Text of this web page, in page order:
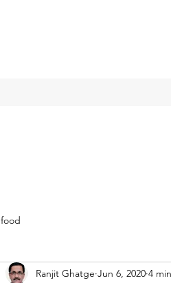
food
Ranjit Ghatge Jun 6, 2020 4